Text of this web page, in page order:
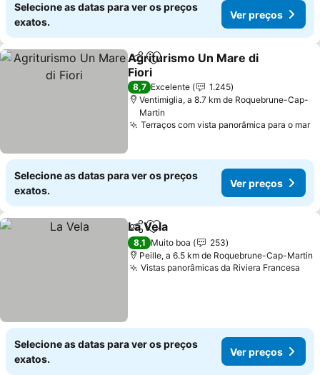
Selecione as datas para ver os preços
exatos.
Ver preços
PartilharAdicionar aos favoritos
Agriturismo Un Mare di
Fiori
Ver preços
8,7 Excelente
1.245
Ventimiglia, a 8.7 km de Roquebrune-Cap-
Martin
Terraços com vista panorâmica para o mar
Selecione as datas para ver os preços
exatos.
Ver preços
PartilharAdicionar aos favoritos
La Vela
8,1 Muito boa
253
Peille, a 6.5 km de Roquebrune-Cap-Martin
Vistas panorâmicas da Riviera Francesa
Selecione as datas para ver os preços
exatos.
Ver preços